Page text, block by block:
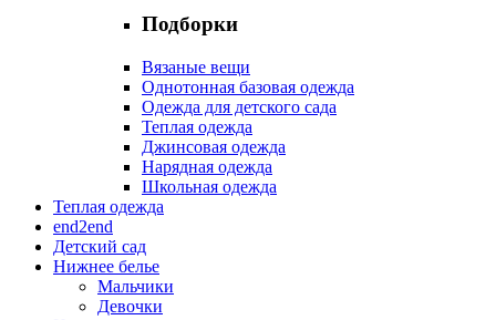
Подборки
Вязаные вещи
Однотонная базовая одежда
Одежда для детского сада
Теплая одежда
Джинсовая одежда
Нарядная одежда
Школьная одежда
Теплая одежда
end2end
Детский сад
Нижнее белье
Мальчики
Девочки